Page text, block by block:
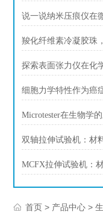
说一说纳米压痕仪在
探索表面张力仪在化
细胞力学特性作为癌
Microtester在生物学
双轴拉伸试验机：材
MCFX拉伸试验机：
首页 > 产品中心 >